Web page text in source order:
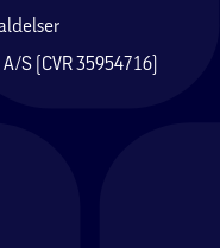
S (CVR 35954716)